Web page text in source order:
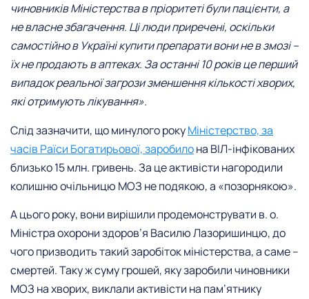
чиновників Міністерства в пріоритеті були пацієнти, а
не власне збагачення. Ці люди приречені, оскільки
самостійно в Україні купити препарати вони не в змозі –
їх не продають в аптеках. За останні 10 років це перший
випадок реальної загрози зменшення кількості хворих,
які отримують лікування».
Слід зазначити, що минулого рокуМіністерство, за
часів Раїси Богатирьової, заробилона ВІЛ-інфікованих
близько 15 млн. гривень. За це активісти нагородили
колишню очільницю МОЗ не подякою, а «позорнякою».
А цього року, вони вирішили продемонструвати в. о.
Міністра охорони здоров’я Василю Лазоришинцю, до
чого призводить такий заробіток міністерства, а саме –
смертей. Таку ж суму грошей, яку заробили чиновники
МОЗ на хворих, виклали активісти на пам’ятнику